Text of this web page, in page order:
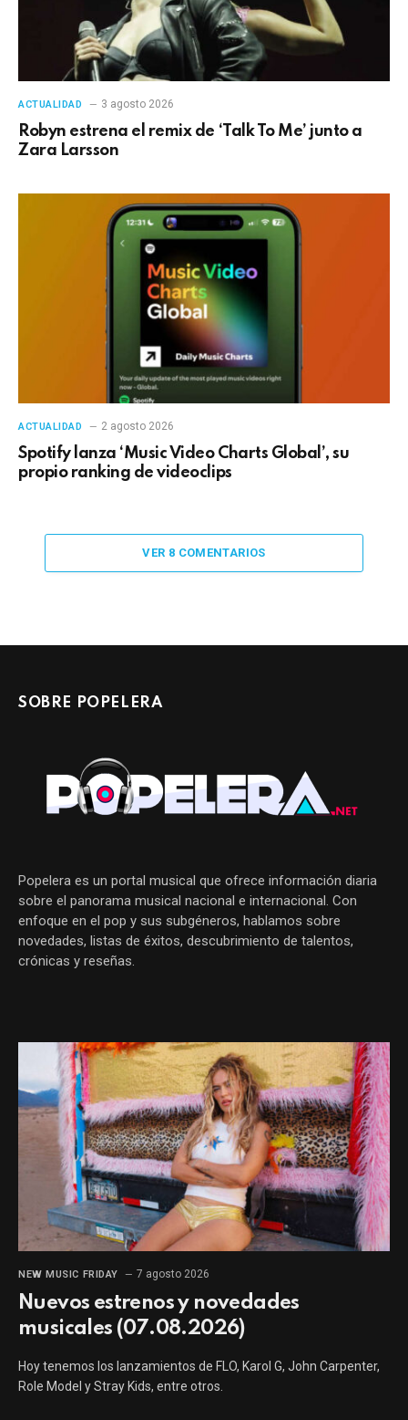
ACTUALIDAD 3 agosto 2026
Robyn estrena el remix de ‘Talk To Me’ junto a
Zara Larsson
ACTUALIDAD 2 agosto 2026
Spotify lanza ‘Music Video Charts Global’, su
propio ranking de videoclips
VER 8 COMENTARIOS
SOBRE POPELERA
Popelera es un portal musical que ofrece información diaria
sobre el panorama musical nacional e internacional. Con
enfoque en el pop y sus subgéneros, hablamos sobre
novedades, listas de éxitos, descubrimiento de talentos,
crónicas y reseñas.
NEW MUSIC FRIDAY 7 agosto 2026
Nuevos estrenos y novedades
musicales (07.08.2026)
Hoy tenemos los lanzamientos de FLO, Karol G, John Carpenter,
Role Model y Stray Kids, entre otros.